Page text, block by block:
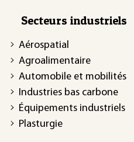
Secteurs industriels
Aérospatial
Agroalimentaire
Automobile et mobilités
Industries bas carbone
Équipements industriels
Plasturgie